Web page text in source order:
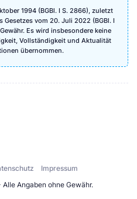
1994 (BGBl. I S. 2866), zuletzt
Gesetzes vom 20. Juli 2022 (BGBl. I
Es wird insbesondere keine
Vollständigkeit und Aktualität
übernommen.
Alle Angaben ohne Gewähr.
Impressum